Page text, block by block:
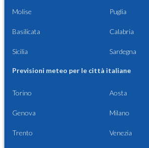
Molise Puglia
Basilicata Calabria
Sicilia Sardegna
Previsioni meteo per le città italiane
Torino Aosta
Genova Milano
Trento Venezia